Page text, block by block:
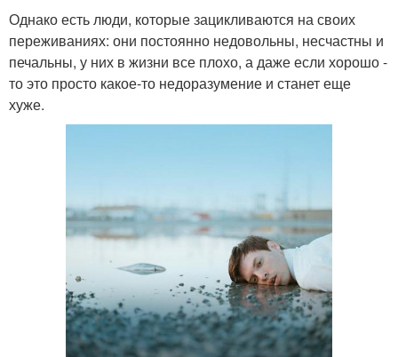
Однако есть люди, которые зацикливаются на своих
переживаниях: они постоянно недовольны, несчастны и
печальны, у них в жизни все плохо, а даже если хорошо -
то это просто какое-то недоразумение и станет еще
хуже.